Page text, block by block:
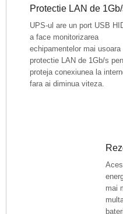
Protectie LAN de
UPS-ul are un port USB
a face monitorizarea
echipamentelor mai usoara
protectie LAN de 1Gb/s
proteja conexiunea la
fara ai diminua viteza.
mai